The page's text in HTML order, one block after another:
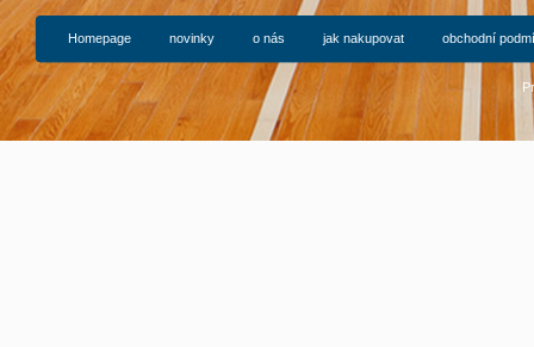
Homepage novinky o nás jak nakupovat obchodní